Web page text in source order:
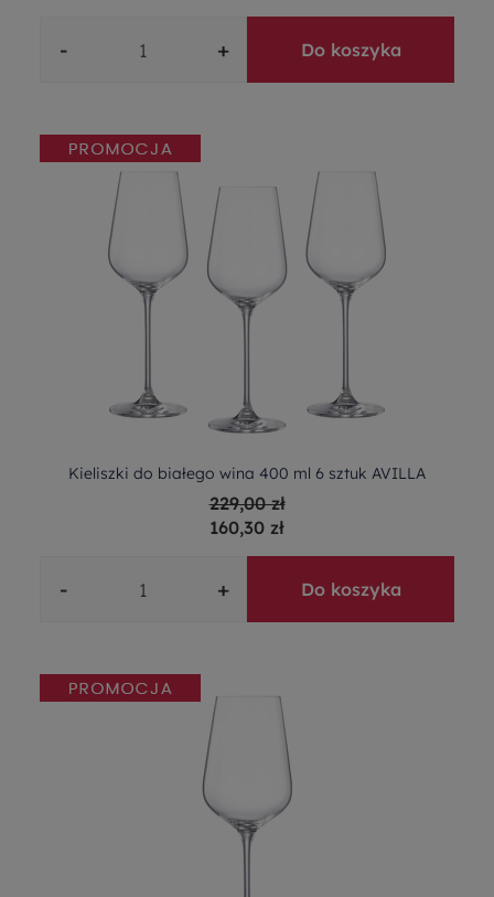
- + Do koszyka
Kieliszki do białego wina 400 ml 6 sztuk AVILLA
229,00 zł
160,30 zł
- + Do koszyka